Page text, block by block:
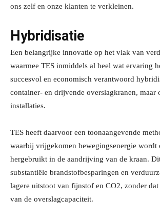
ons zelf en onze klanten te verkleinen.
Hybridisatie
Een belangrijke innovatie op het vlak van
waarmee TES inmiddels al heel wat ervaring
succesvol en economisch verantwoord
container- en drijvende overslagkranen, maar
installaties.
TES heeft daarvoor een toonaangevende
waarbij vrijgekomen bewegingsenergie wordt
hergebruikt in de aandrijving van de kraan.
substantiële brandstofbesparingen en
lagere uitstoot van fijnstof en CO2, zonder
van de overslagcapaciteit.